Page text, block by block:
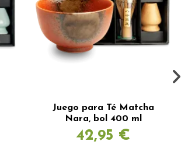
Juego para Té Matcha
Nara, bol 400 ml
42,95 €